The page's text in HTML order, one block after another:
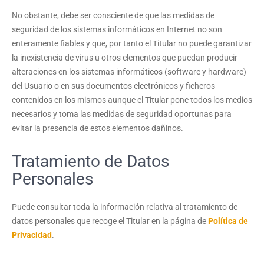
No obstante, debe ser consciente de que las medidas de
seguridad de los sistemas informáticos en Internet no son
enteramente fiables y que, por tanto el Titular no puede garantizar
la inexistencia de virus u otros elementos que puedan producir
alteraciones en los sistemas informáticos (software y hardware)
del Usuario o en sus documentos electrónicos y ficheros
contenidos en los mismos aunque el Titular pone todos los medios
necesarios y toma las medidas de seguridad oportunas para
evitar la presencia de estos elementos dañinos.
Tratamiento de Datos
Personales
Puede consultar toda la información relativa al tratamiento de
datos personales que recoge el Titular en la página dePolítica de
Privacidad.